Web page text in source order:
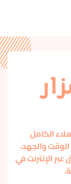
الكامل
والجهد،
الإنترنت في